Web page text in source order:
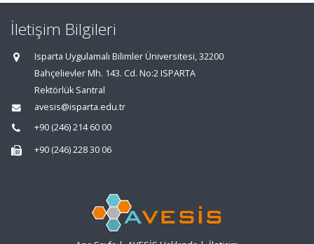
İletişim Bilgileri
Isparta Uygulamalı Bilimler Üniversitesi, 32200
Bahçelievler Mh. 143. Cd. No:2 ISPARTA
Rektörlük Santral
avesis@isparta.edu.tr
+90 (246) 214 60 00
+90 (246) 228 30 06